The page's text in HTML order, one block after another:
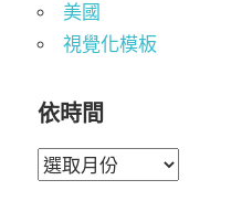
美國
視覺化模板
依時間
依